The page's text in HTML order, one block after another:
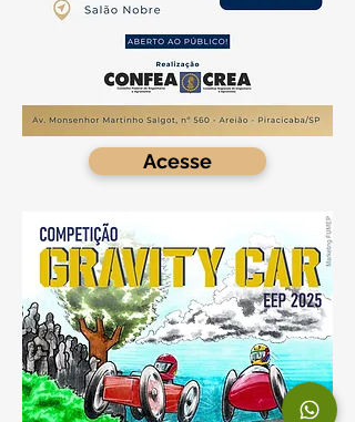
Acesse